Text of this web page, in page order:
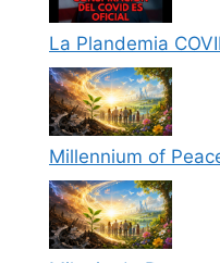
La Plandemia
Millennium of